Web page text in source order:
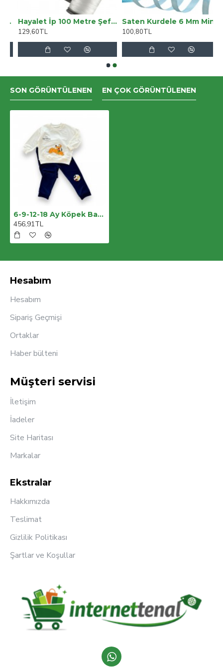
Hayalet İp 100 Metre Şeffaf 5 Adet
129,60TL
Saten Kurdele 6 Mm Mint 10 Metre
100,80TL
SON GÖRÜNTÜLENEN EN ÇOK GÖRÜNTÜLENEN
6-9-12-18 Ay Köpek Baskılı Pamuk Penye Kumaş Erkek Bebek Takımı
456,91TL
Hesabım
Hesabım
Sipariş Geçmişi
Ortaklar
Haber bülteni
Müşteri servisi
İletişim
İadeler
Site Haritası
Markalar
Ekstralar
Hakkımızda
Teslimat
Gizlilik Politikası
Şartlar ve Koşullar